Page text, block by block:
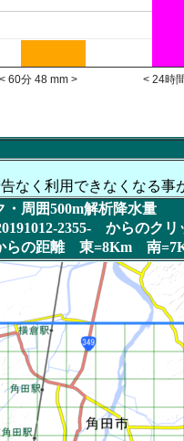
< 60分 48 mm > < 24時間
なく利用できなくなる事
・周囲500m解析降水量
2355- からのク
らの距離 東=8Km 南